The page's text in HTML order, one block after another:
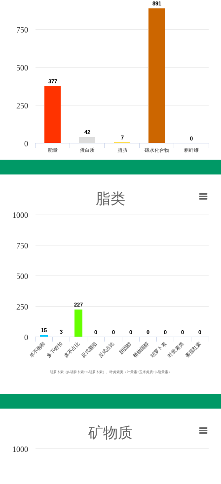
377
377
42
42
7
7
891
891
0
0
能量 蛋白质 脂肪 碳水化合物 粗纤维
0
250
500
750
脂类
胡萝卜素（β-胡萝卜素+α-胡萝卜素）、叶黄素类（叶黄素+玉米黄质+β-隐黄素）
15
15 3
3
227
227
0
0 0
0 0
0 0
0 0
0 0
0 0
0
单不饱和多不饱和多不占比反式脂肪反式占比 胆固醇植物固醇胡萝卜素叶黄素类番茄红素
0
250
500
750
1000
矿物质
1000